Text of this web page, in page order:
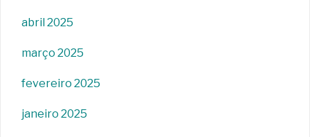
abril 2025
março 2025
fevereiro 2025
janeiro 2025